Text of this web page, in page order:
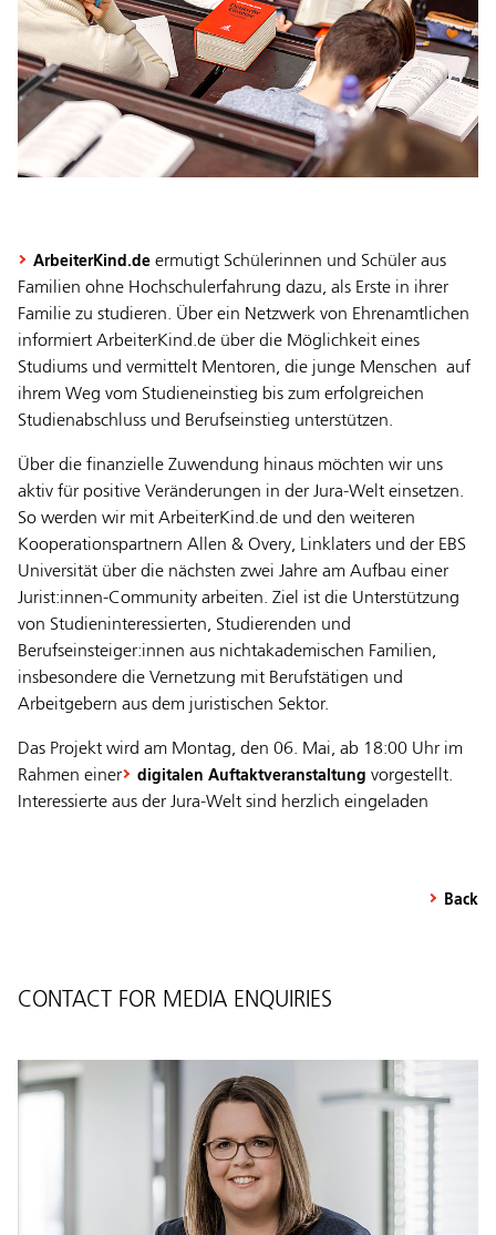
ArbeiterKind.de ermutigt Schülerinnen und Schüler aus
Familien ohne Hochschulerfahrung dazu, als Erste in ihrer
Familie zu studieren. Über ein Netzwerk von Ehrenamtlichen
informiert ArbeiterKind.de über die Möglichkeit eines
Studiums und vermittelt Mentoren, die junge Menschen auf
ihrem Weg vom Studieneinstieg bis zum erfolgreichen
Studienabschluss und Berufseinstieg unterstützen.
Über die finanzielle Zuwendung hinaus möchten wir uns
aktiv für positive Veränderungen in der Jura-Welt einsetzen.
So werden wir mit ArbeiterKind.de und den weiteren
Kooperationspartnern Allen & Overy, Linklaters und der EBS
Universität über die nächsten zwei Jahre am Aufbau einer
Jurist:innen-Community arbeiten. Ziel ist die Unterstützung
von Studieninteressierten, Studierenden und
Berufseinsteiger:innen aus nichtakademischen Familien,
insbesondere die Vernetzung mit Berufstätigen und
Arbeitgebern aus dem juristischen Sektor.
Das Projekt wird am Montag, den 06. Mai, ab 18:00 Uhr im
Rahmen einer
digitalen Auftaktveranstaltung vorgestellt.
Interessierte aus der Jura-Welt sind herzlich eingeladen
Back
CONTACT FOR MEDIA ENQUIRIES